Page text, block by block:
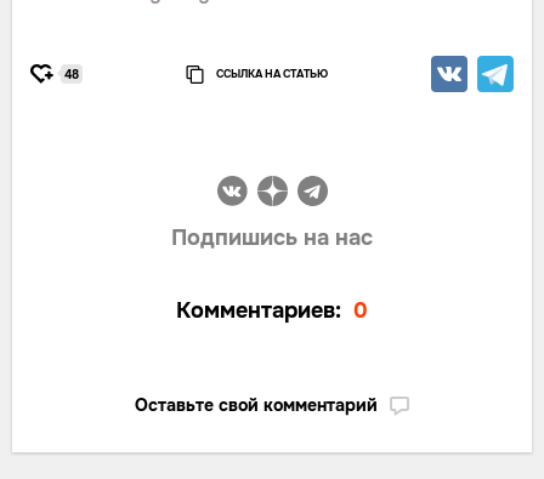
48 ССЫЛКА НА СТАТЬЮ
Подпишись на нас
Комментариев: 0
Оставьте свой комментарий